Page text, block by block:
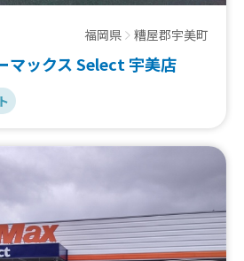
福岡県 糟屋郡宇美町
マックス Select 宇美店